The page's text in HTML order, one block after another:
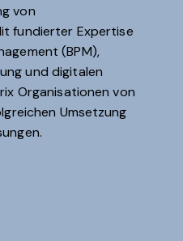
von
fundierter Expertise
(BPM),
und digitalen
Organisationen von
Umsetzung